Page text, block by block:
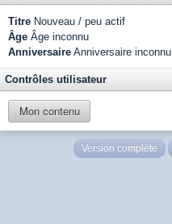
Titre Nouveau / peu actif
Âge Âge inconnu
Anniversaire Anniversaire inconnu
Contrôles utilisateur
Mon contenu
Version complète